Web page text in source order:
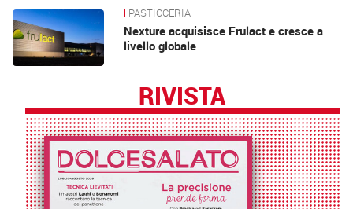
News PASTICCERIA
Nexture acquisisce Frulact e cresce a
livello globale
RIVISTA